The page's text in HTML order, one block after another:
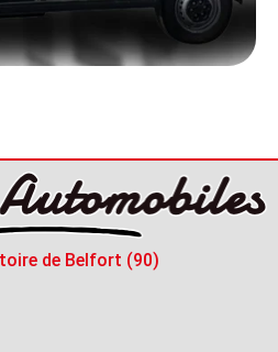
de Belfort (90)